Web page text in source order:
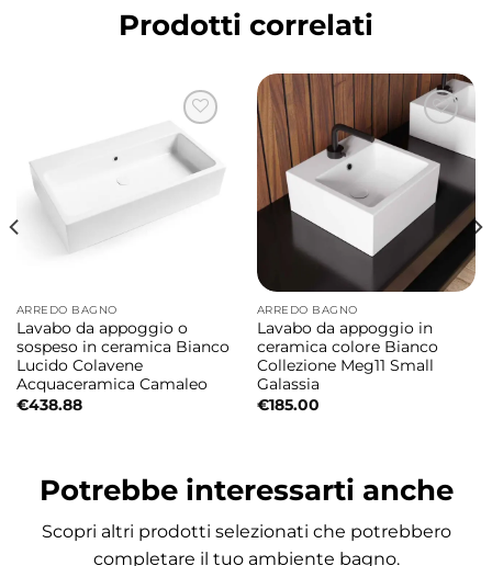
La collezione Radici nasce dal progetto di
Giancarlo Angelelli, designer che interpreta il
bagno contemporaneo attraverso linee
armoniose, dettagli funzionali e un perfetto
equilibrio tra estetica e praticità. Il lavabo si
distingue per il design elegante e le
proporzioni compatte che garantiscono
comfort nell’utilizzo quotidiano.
Collezione Radici dal design moderno ed
elegante
Le linee morbide e il profilo contemporaneo
rendono questo lavabo ideale per ambienti
bagno sofisticati dove funzionalità ed
versatile perfetta per bagni moderni di
piccole e medie dimensioni.
Prodotti correlati
ARREDO BAGNO
Lavabo da appoggio o
sospeso in ceramica Bianco
Lucido Colavene
Acquaceramica Camaleo
€438.88
ARREDO BAGNO
Lavabo da appoggio in
ceramica colore Bianco
Collezione Meg11 Small
Galassia
€185.00
Potrebbe interessarti anche
Scopri altri prodotti selezionati che potrebbero
completare il tuo ambiente bagno.